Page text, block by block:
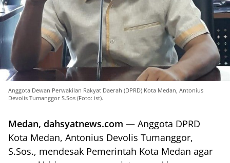
Anggota Dewan Perwakilan Rakyat Daerah (DPRD) Kota Medan, Antonius
Devolis Tumanggor S.Sos (Foto: ist).
Medan, dahsyatnews.com — Anggota DPRD
Kota Medan, Antonius Devolis Tumanggor,
S.Sos., mendesak Pemerintah Kota Medan agar